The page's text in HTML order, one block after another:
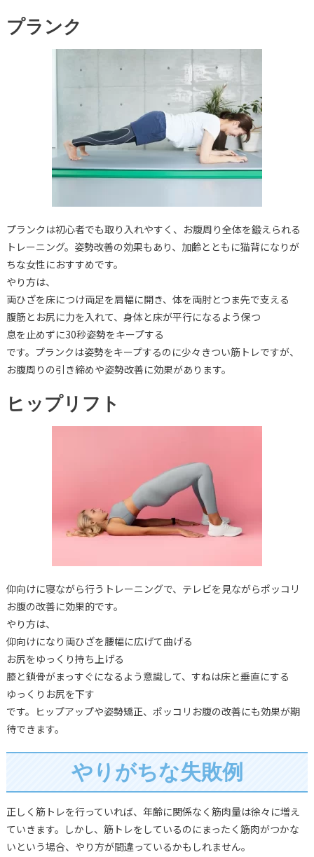
プランク
プランクは初心者でも取り入れやすく、お腹周り全体を鍛えられる
トレーニング。姿勢改善の効果もあり、加齢とともに猫背になりが
ちな女性におすすめです。
やり方は、
両ひざを床につけ両足を肩幅に開き、体を両肘とつま先で支える
腹筋とお尻に力を入れて、身体と床が平行になるよう保つ
息を止めずに30秒姿勢をキープする
です。プランクは姿勢をキープするのに少々きつい筋トレですが、
お腹周りの引き締めや姿勢改善に効果があります。
ヒップリフト
仰向けに寝ながら行うトレーニングで、テレビを見ながらポッコリ
お腹の改善に効果的です。
やり方は、
仰向けになり両ひざを腰幅に広げて曲げる
お尻をゆっくり持ち上げる
膝と鎖骨がまっすぐになるよう意識して、すねは床と垂直にする
ゆっくりお尻を下す
です。ヒップアップや姿勢矯正、ポッコリお腹の改善にも効果が期
待できます。
やりがちな失敗例
正しく筋トレを行っていれば、年齢に関係なく筋肉量は徐々に増え
ていきます。しかし、筋トレをしているのにまったく筋肉がつかな
いという場合、やり方が間違っているかもしれません。